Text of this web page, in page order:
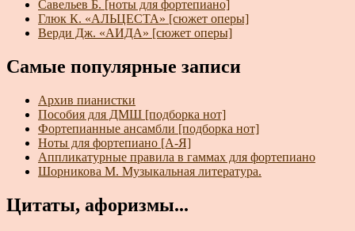
Савельев Б. [ноты для фортепиано]
Глюк К. «АЛЬЦЕСТА» [сюжет оперы]
Верди Дж. «АИДА» [сюжет оперы]
Самые популярные записи
Архив пианистки
Пособия для ДМШ [подборка нот]
Фортепианные ансамбли [подборка нот]
Ноты для фортепиано [А-Я]
Аппликатурные правила в гаммах для фортепиано
Шорникова М. Музыкальная литература.
Цитаты, афоризмы...